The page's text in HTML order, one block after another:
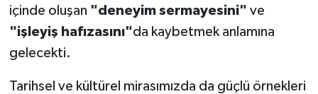
içinde oluşan "deneyim sermayesini" ve
"işleyiş hafızasını"da kaybetmek anlamına
gelecekti.
Tarihsel ve kültürel mirasımızda da güçlü örnekleri